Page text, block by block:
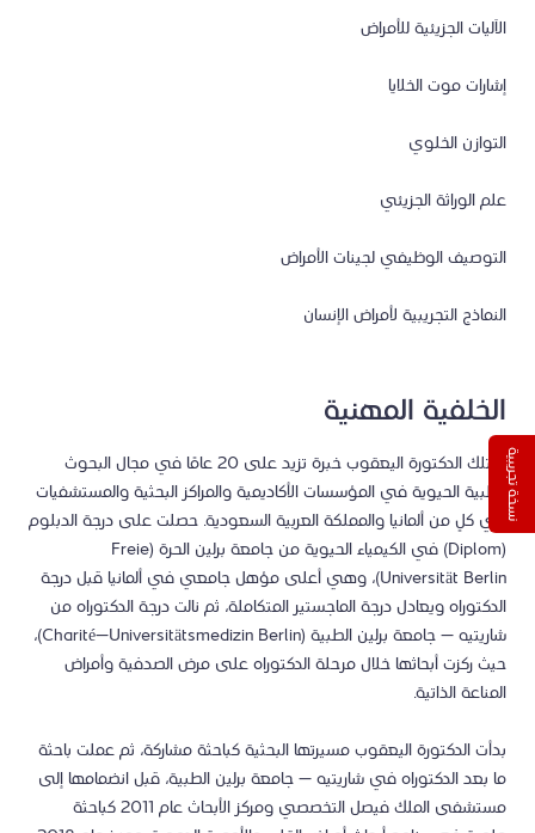
الآليات الجزيئية للأمراض
إشارات موت الخلايا
التوازن الخلوي
علم الوراثة الجزيئي
التوصيف الوظيفي لجينات الأمراض
النماذج التجريبية لأمراض الإنسان
الخلفية المهنية
تمتلك الدكتورة اليعقوب خبرة تزيد على 20 عامًا في مجال البحوث
الطبية الحيوية في المؤسسات الأكاديمية والمراكز البحثية والمستشفيات
في كلٍ من ألمانيا والمملكة العربية السعودية. حصلت على درجة الدبلوم
(Diplom) في الكيمياء الحيوية من جامعة برلين الحرة (Freie
Universität Berlin)، وهي أعلى مؤهل جامعي في ألمانيا قبل درجة
الدكتوراه ويعادل درجة الماجستير المتكاملة، ثم نالت درجة الدكتوراه من
شاريتيه – جامعة برلين الطبية (Charité–Universitätsmedizin Berlin)،
حيث ركزت أبحاثها خلال مرحلة الدكتوراه على مرض الصدفية وأمراض
المناعة الذاتية.
بدأت الدكتورة اليعقوب مسيرتها البحثية كباحثة مشاركة، ثم عملت باحثة
ما بعد الدكتوراه في شاريتيه – جامعة برلين الطبية، قبل انضمامها إلى
مستشفى الملك فيصل التخصصي ومركز الأبحاث عام 2011 كباحثة
نسخة تجريبية